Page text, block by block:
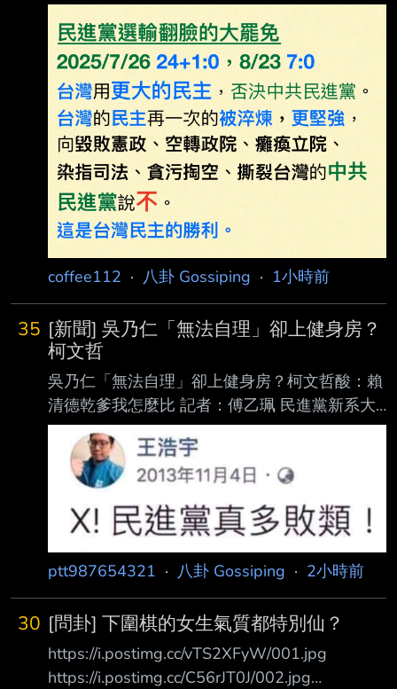
環保局：116年4月底前全面清除 4.完整新聞內
文: 台南市議員蔡育輝於８月４日偕同台南市環
保局會勘並進行土壤檢測。（蔡育輝議員提供
） 台南學甲爐渣案一審雖已宣判，但去化問題
卻演變成大風暴！市議員蔡育輝8月3日質詢痛
批堆置7、8年的爐渣竟「越清越多」，堆成5公
尺高山，115年6月更驗出致癌重金屬超標5
倍，質疑市府暗中放水。4日蔡會同環保局至現
場採樣，環保局承諾要求業者於116年4月 30日
前全面清除完
coffee112 · 八卦 Gossiping · 1小時前
35 [新聞] 吳乃仁「無法自理」卻上健身房？
柯文哲
吳乃仁「無法自理」卻上健身房？柯文哲酸：賴
清德乾爹我怎麼比 記者：傅乙珮 民進黨新系大
老吳乃仁拖欠台糖1.7億元後，僅被管收12天就
因台糖撤回聲請而獲釋，法 院表示吳自稱罹患
帕金森氏症。吳乃仁近日遭爆料，看似身體無
礙，並乘坐豪車前往健身 房運動，對此，民進
黨立法院黨團幹事長莊瑞雄則認為「不衝突」。
談及同樣面臨司法案 件，民眾黨創黨主席柯文
哲嘲諷說，自己無法跟「賴清德乾爹」吳乃仁相
比。 酸「不能跟吳乃仁」比 柯文哲：他貪國
家、我是支持者捐的 柯文哲表示，不能跟吳乃
仁比，吳乃仁是賴清德用政治生命保證他清白
的，
ptt987654321 · 八卦 Gossiping · 2小時前
30 [問卦] 下圍棋的女生氣質都特別仙？
https://i.postimg.cc/vTS2XFyW/001.jpg
https://i.postimg.cc/C56rJT0J/002.jpg